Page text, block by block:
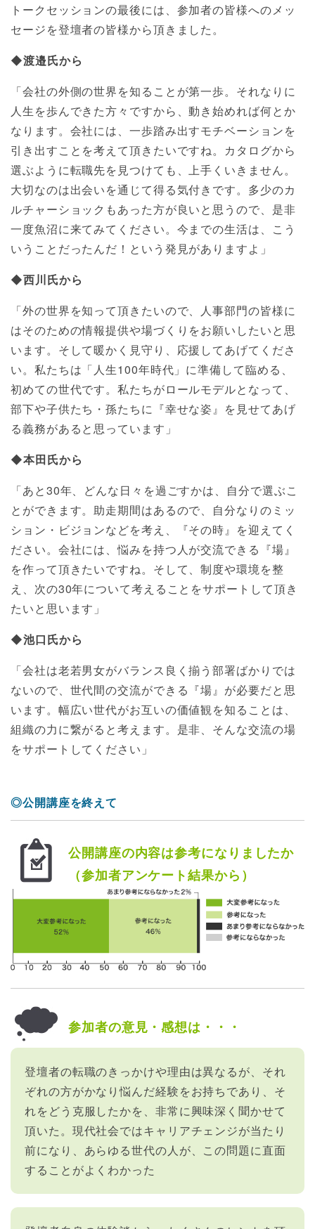
トークセッションの最後には、参加者の皆様へのメッ
セージを登壇者の皆様から頂きました。
◆渡邉氏から
「会社の外側の世界を知ることが第一歩。それなりに
人生を歩んできた方々ですから、動き始めれば何とか
なります。会社には、一歩踏み出すモチベーションを
引き出すことを考えて頂きたいですね。カタログから
選ぶように転職先を見つけても、上手くいきません。
大切なのは出会いを通じて得る気付きです。多少のカ
ルチャーショックもあった方が良いと思うので、是非
一度魚沼に来てみてください。今までの生活は、こう
いうことだったんだ！という発見がありますよ」
◆西川氏から
「外の世界を知って頂きたいので、人事部門の皆様に
はそのための情報提供や場づくりをお願いしたいと思
います。そして暖かく見守り、応援してあげてくださ
い。私たちは「人生100年時代」に準備して臨める、
初めての世代です。私たちがロールモデルとなって、
部下や子供たち・孫たちに『幸せな姿』を見せてあげ
る義務があると思っています」
◆本田氏から
「あと30年、どんな日々を過ごすかは、自分で選ぶこ
とができます。助走期間はあるので、自分なりのミッ
ション・ビジョンなどを考え、『その時』を迎えてく
ださい。会社には、悩みを持つ人が交流できる『場』
を作って頂きたいですね。そして、制度や環境を整
え、次の30年について考えることをサポートして頂き
たいと思います」
◆池口氏から
「会社は老若男女がバランス良く揃う部署ばかりでは
ないので、世代間の交流ができる『場』が必要だと思
います。幅広い世代がお互いの価値観を知ることは、
組織の力に繋がると考えます。是非、そんな交流の場
をサポートしてください」
◎公開講座を終えて
公開講座の内容は参考になりましたか
（参加者アンケート結果から）
参加者の意見・感想は・・・
登壇者の転職のきっかけや理由は異なるが、それ
ぞれの方がかなり悩んだ経験をお持ちであり、そ
れをどう克服したかを、非常に興味深く聞かせて
頂いた。現代社会ではキャリアチェンジが当たり
前になり、あらゆる世代の人が、この問題に直面
することがよくわかった